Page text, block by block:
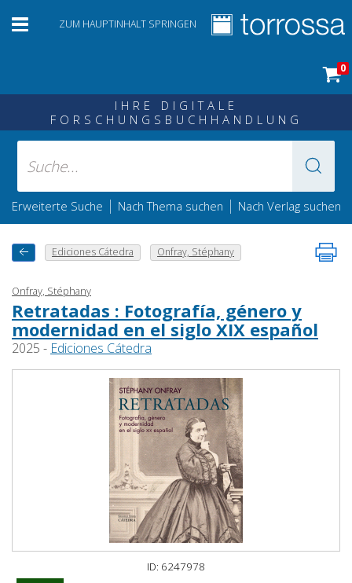
ZUM HAUPTINHALT SPRINGEN
0
IHRE DIGITALE
FORSCHUNGSBUCHHANDLUNG
Erweiterte Suche | Nach Thema suchen | Nach Verlag suchen
Ediciones Cátedra Onfray, Stéphany
Onfray, Stéphany
Retratadas : Fotografía, género y
modernidad en el siglo XIX español
2025 - Ediciones Cátedra
ID: 6247978